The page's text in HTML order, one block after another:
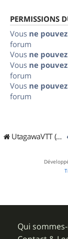
PERMISSIONS
Vous ne
forum
Vous ne
Vous ne
forum
Vous ne
forum
UtagawaVTT (Randos VTT et VTTAE avec traces GPS)
Qui